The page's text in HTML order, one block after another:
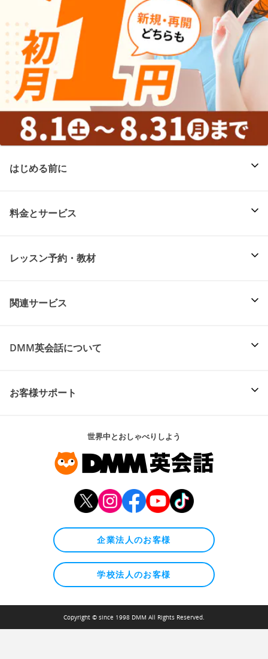
はじめる前に
料金とサービス
レッスン予約・教材
関連サービス
DMM英会話について
お客様サポート
世界中とおしゃべりしよう
企業法人のお客様
学校法人のお客様
Copyright © since 1998 DMM All Rights Reserved.